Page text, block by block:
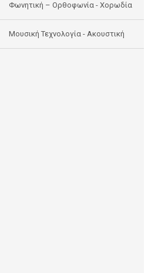
Φωνητική – Ορθοφωνία - Χορωδία
Μουσική Τεχνολογία - Ακουστική